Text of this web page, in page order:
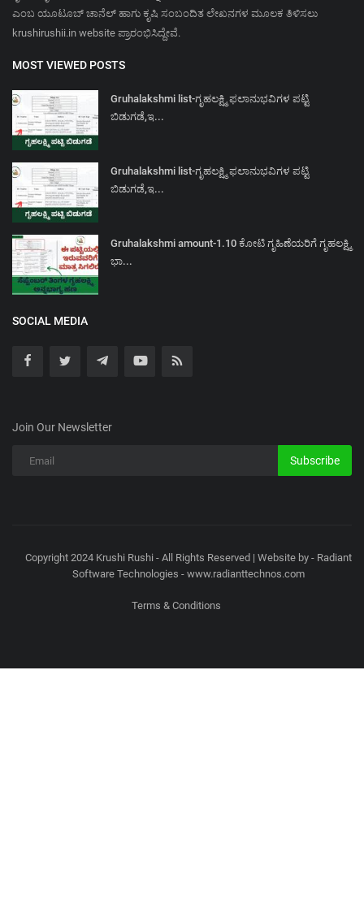
ಎಂಬ ಯೂಟೂಬ್ ಚಾನೆಲ್ ಹಾಗು ಕೃಷಿ ಸಂಬಂದಿತ ಲೇಖನಗಳ ಮೂಲಕ ತಿಳಿಸಲು
krushirushii.in website ಪ್ರಾರಂಭಿಸಿದ್ದೇವೆ.
MOST VIEWED POSTS
Gruhalakshmi list-ಗೃಹಲಕ್ಷ್ಮಿ ಫಲಾನುಭವಿಗಳ ಪಟ್ಟಿ
ಬಿಡುಗಡೆ,ಇ...
Gruhalakshmi list-ಗೃಹಲಕ್ಷ್ಮಿ ಫಲಾನುಭವಿಗಳ ಪಟ್ಟಿ
ಬಿಡುಗಡೆ,ಇ...
Gruhalakshmi amount-1.10 ಕೋಟಿ ಗೃಹಿಣೆಯರಿಗೆ ಗೃಹಲಕ್ಷ್ಮಿ
ಭಾ...
SOCIAL MEDIA
Join Our Newsletter
Subscribe
Copyright 2024 Krushi Rushi - All Rights Reserved | Website by - Radiant
Software Technologies - www.radianttechnos.com
Terms & Conditions